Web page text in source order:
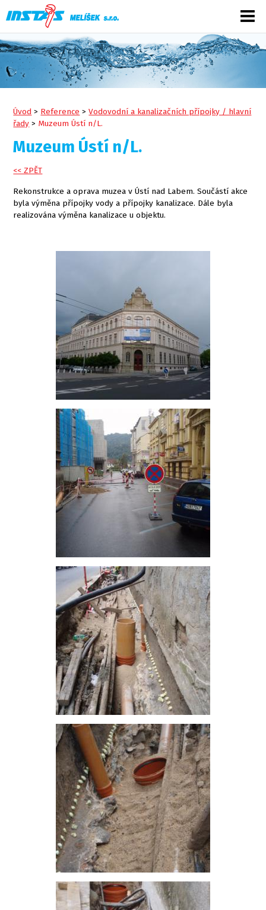
Úvod > Reference >Vodovodní a kanalizačních přípojky / hlavní
řady > Muzeum Ústí n/L.
Muzeum Ústí n/L.
<< ZPĚT
Rekonstrukce a oprava muzea v Ústí nad Labem. Součástí akce
byla výměna přípojky vody a přípojky kanalizace. Dále byla
realizována výměna kanalizace u objektu.